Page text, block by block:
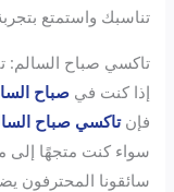
تناسبك واستمتع
تاكسي صباح السالم:
إذا كنت فيصباح
فإنتاكسي صباح
سواء كنت متجهًا إلى
سائقونا المحترفون